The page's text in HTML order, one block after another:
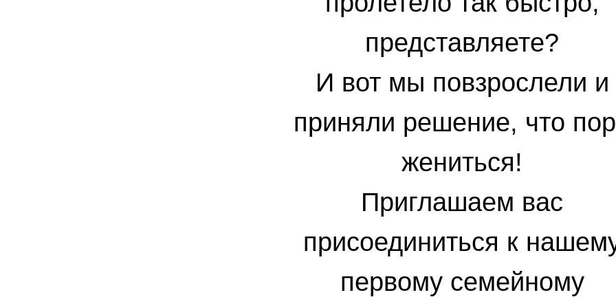
представляете?
И вот мы повзрослели и
приняли решение, что
жениться!
Приглашаем вас
присоединиться к
первому семейному